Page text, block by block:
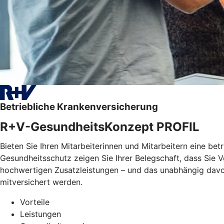
Betriebliche Krankenversicherung
R+V-GesundheitsKonzept PROFIL
Bieten Sie Ihren Mitarbeiterinnen und Mitarbeitern eine
Gesundheitsschutz zeigen Sie Ihrer Belegschaft, dass Sie
hochwertigen Zusatzleistungen – und das unabhängig
mitversichert werden.
Vorteile
Leistungen